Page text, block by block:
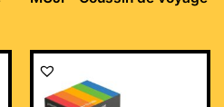
Le
initial
était :
Le